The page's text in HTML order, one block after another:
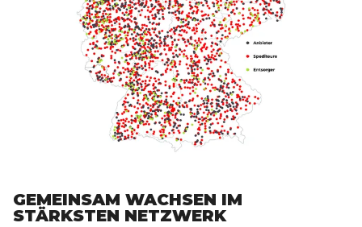
GEMEINSAM WACHSEN IM
STÄRKSTEN NETZWERK